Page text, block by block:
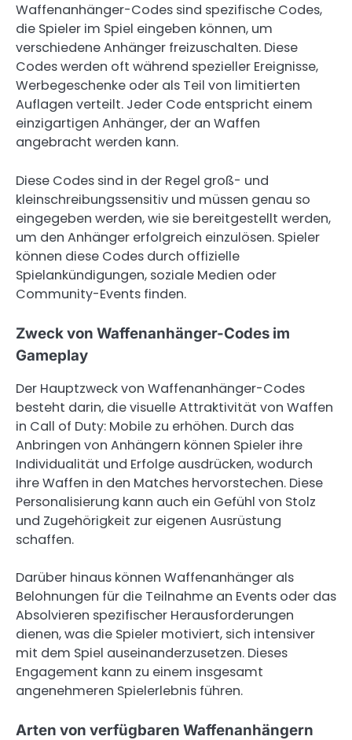
Waffenanhänger-Codes sind spezifische Codes,
die Spieler im Spiel eingeben können, um
verschiedene Anhänger freizuschalten. Diese
Codes werden oft während spezieller Ereignisse,
Werbegeschenke oder als Teil von limitierten
Auflagen verteilt. Jeder Code entspricht einem
einzigartigen Anhänger, der an Waffen
angebracht werden kann.
Diese Codes sind in der Regel groß- und
kleinschreibungssensitiv und müssen genau so
eingegeben werden, wie sie bereitgestellt werden,
um den Anhänger erfolgreich einzulösen. Spieler
können diese Codes durch offizielle
Spielankündigungen, soziale Medien oder
Community-Events finden.
Zweck von Waffenanhänger-Codes im
Gameplay
Der Hauptzweck von Waffenanhänger-Codes
besteht darin, die visuelle Attraktivität von Waffen
in Call of Duty: Mobile zu erhöhen. Durch das
Anbringen von Anhängern können Spieler ihre
Individualität und Erfolge ausdrücken, wodurch
ihre Waffen in den Matches hervorstechen. Diese
Personalisierung kann auch ein Gefühl von Stolz
und Zugehörigkeit zur eigenen Ausrüstung
schaffen.
Darüber hinaus können Waffenanhänger als
Belohnungen für die Teilnahme an Events oder das
Absolvieren spezifischer Herausforderungen
dienen, was die Spieler motiviert, sich intensiver
mit dem Spiel auseinanderzusetzen. Dieses
Engagement kann zu einem insgesamt
angenehmeren Spielerlebnis führen.
Arten von verfügbaren Waffenanhängern